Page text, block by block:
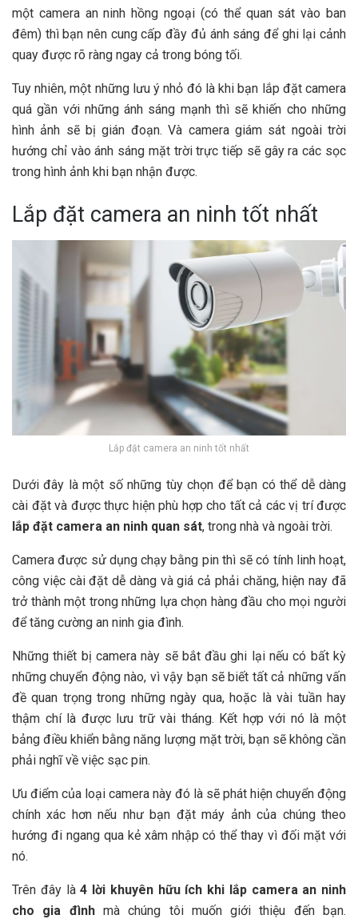
một camera an ninh hồng ngoại (có thể quan sát vào ban
đêm) thì bạn nên cung cấp đầy đủ ánh sáng để ghi lại cảnh
quay được rõ ràng ngay cả trong bóng tối.
Tuy nhiên, một những lưu ý nhỏ đó là khi bạn lắp đặt camera
quá gần với những ánh sáng mạnh thì sẽ khiến cho những
hình ảnh sẽ bị gián đoạn. Và camera giám sát ngoài trời
hướng chỉ vào ánh sáng mặt trời trực tiếp sẽ gây ra các sọc
trong hình ảnh khi bạn nhận được.
Lắp đặt camera an ninh tốt nhất
Lắp đặt camera an ninh tốt nhất
Dưới đây là một số những tùy chọn để bạn có thể dễ dàng
cài đặt và được thực hiện phù hợp cho tất cả các vị trí được
lắp đặt camera an ninh quan sát, trong nhà và ngoài trời.
Camera được sử dụng chạy bằng pin thì sẽ có tính linh hoạt,
công việc cài đặt dễ dàng và giá cả phải chăng, hiện nay đã
trở thành một trong những lựa chọn hàng đầu cho mọi người
để tăng cường an ninh gia đình.
Những thiết bị camera này sẽ bắt đầu ghi lại nếu có bất kỳ
những chuyển động nào, vì vậy bạn sẽ biết tất cả những vấn
đề quan trọng trong những ngày qua, hoặc là vài tuần hay
thậm chí là được lưu trữ vài tháng. Kết hợp với nó là một
bảng điều khiển bằng năng lượng mặt trời, bạn sẽ không cần
phải nghĩ về việc sạc pin.
Ưu điểm của loại camera này đó là sẽ phát hiện chuyển động
chính xác hơn nếu như bạn đặt máy ảnh của chúng theo
hướng đi ngang qua kẻ xâm nhập có thể thay vì đối mặt với
nó.
Trên đây là4 lời khuyên hữu ích khi lắp camera an ninh
cho gia đình mà chúng tôi muốn giới thiệu đến bạn.